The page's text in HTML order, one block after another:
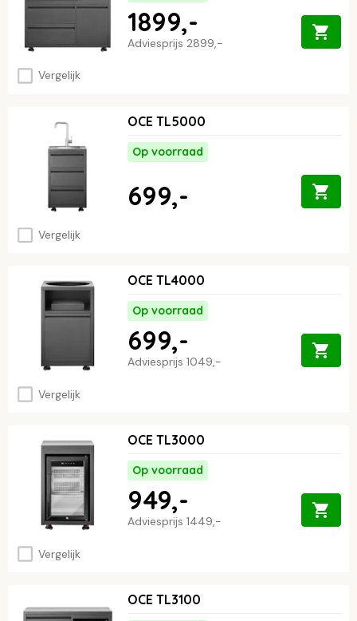
Vergelijk
Adviesprijs 2899,-
1899,-
Vergelijk
OCE TL5000
Op voorraad
699,-
Vergelijk
OCE TL4000
Op voorraad
Adviesprijs 1049,-
699,-
Vergelijk
OCE TL3000
Op voorraad
Adviesprijs 1449,-
949,-
OCE TL3100